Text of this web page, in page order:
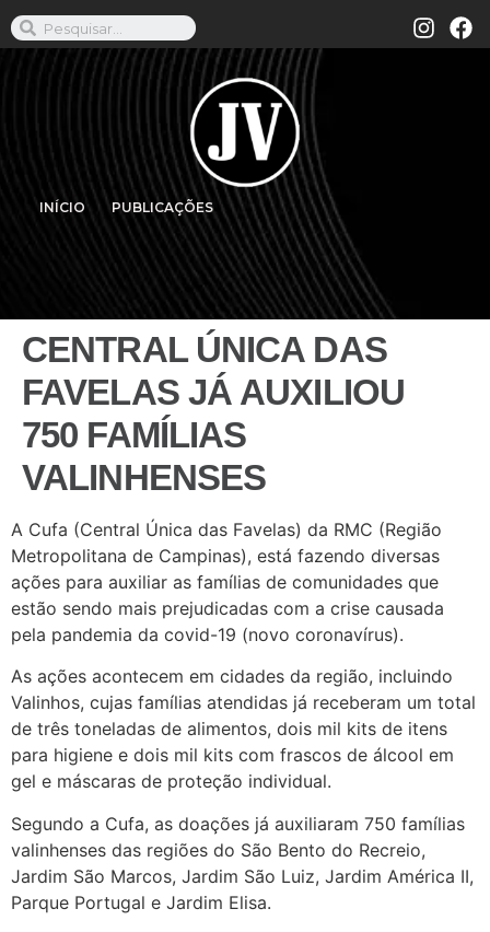
INÍCIO PUBLICAÇÕES
CENTRAL ÚNICA DAS
FAVELAS JÁ AUXILIOU
750 FAMÍLIAS
VALINHENSES
A Cufa (Central Única das Favelas) da RMC (Região
Metropolitana de Campinas), está fazendo diversas
ações para auxiliar as famílias de comunidades que
estão sendo mais prejudicadas com a crise causada
pela pandemia da covid-19 (novo coronavírus).
As ações acontecem em cidades da região, incluindo
Valinhos, cujas famílias atendidas já receberam um total
de três toneladas de alimentos, dois mil kits de itens
para higiene e dois mil kits com frascos de álcool em
gel e máscaras de proteção individual.
Segundo a Cufa, as doações já auxiliaram 750 famílias
valinhenses das regiões do São Bento do Recreio,
Jardim São Marcos, Jardim São Luiz, Jardim América II,
Parque Portugal e Jardim Elisa.